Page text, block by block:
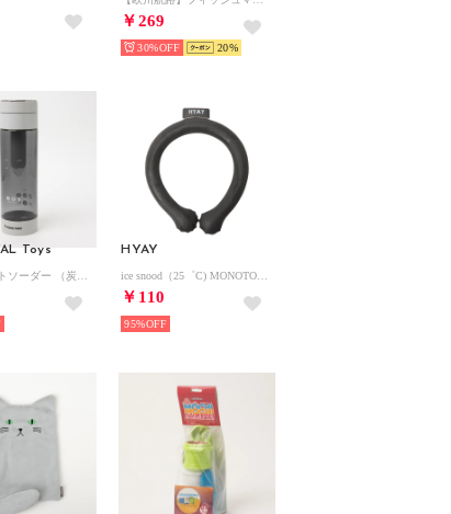
￥269
30% 20
Toys HYAY
￥110
95%